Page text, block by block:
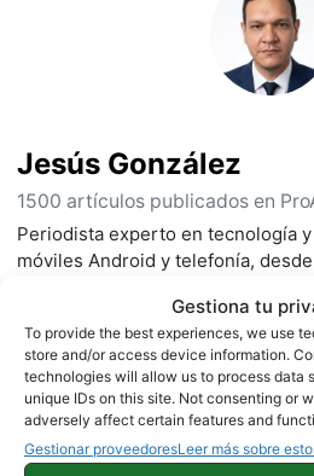
Gestiona tu
To provide the best experiences, we use
store and/or access device information.
technologies will allow us to process data
unique IDs on this site. Not consenting or
adversely affect certain features and
Gestionar proveedoresLeer más sobre
Jesús González
1500 artículos publicados en
Periodista experto en tecnología
móviles Android y telefonía,
tecnología desde 2018. Amante
tablets, smartwatches y todo lo
probado más de 100 móviles de
capaz de encontrar los detalles
enX.